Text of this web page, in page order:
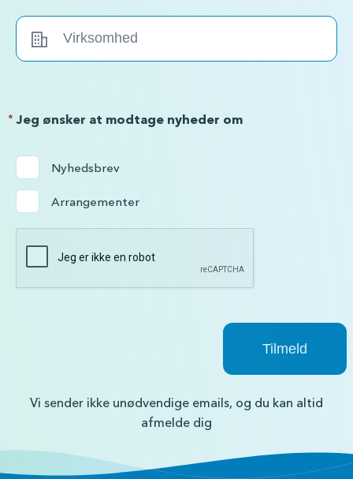
Jeg ønsker at modtage nyheder om
*
Nyhedsbrev
Arrangementer
Vi sender ikke unødvendige emails, og du kan altid
afmelde dig